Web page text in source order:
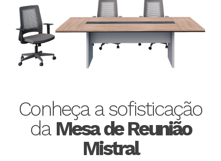
Conheça a sofisticação
da Mesa de Reunião
Mistral